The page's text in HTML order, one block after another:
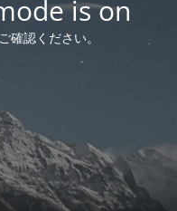
is on
確認ください。